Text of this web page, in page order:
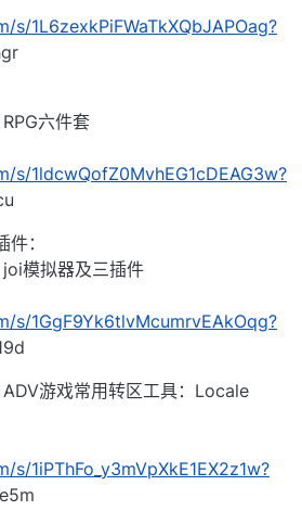
s/1L6zexkPiFWaTkXQbJAPOag?
六件套
s/1ldcwQofZ0MvhEG1cDEAG3w?
：
模拟器及三插件
s/1GgF9Yk6tlvMcumrvEAkOqg?
游戏常用转区工具：Locale
1iPThFo_y3mVpXkE1EX2z1w?